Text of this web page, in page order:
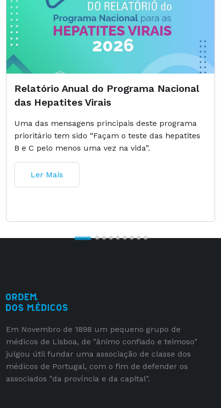
Relatório Anual do Programa Nacional
das Hepatites Virais
Uma das mensagens principais deste programa
prioritário tem sido “Façam o teste das hepatites
B e C pelo menos uma vez na vida”.
Ler Mais
Em Novembro de 1898 um pequeno grupo de
médicos de Lisboa, de "ânimo confiado e teimoso"
julgou útil fundar uma associação de classe dos
médicos de Portugal, com o fim de defender os
associados "da província e da capital".